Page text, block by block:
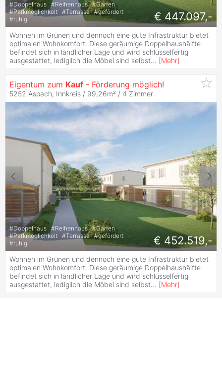
#Doppelhaus #Reihenhaus #Garten
#Parkmöglichkeit #Terrasse #gefördert
#ruhig € 447.097,-
Wohnen im Grünen und dennoch eine gute Infrastruktur bietet
optimalen Wohnkomfort. Diese geräumige Doppelhaushälfte
befindet sich in ländlicher Lage und wird schlüsselfertig
ausgestattet, lediglich die Möbel sind selbst... [Mehr]
Eigentum zum Kauf - Förderung möglich!
5252 Aspach, Innkreis / 99,26m² / 4 Zimmer
#Doppelhaus #Reihenhaus #Garten
#Parkmöglichkeit #Terrasse #gefördert
#ruhig € 452.519,-
Wohnen im Grünen und dennoch eine gute Infrastruktur bietet
optimalen Wohnkomfort. Diese geräumige Doppelhaushälfte
befindet sich in ländlicher Lage und wird schlüsselfertig
ausgestattet, lediglich die Möbel sind selbst... [Mehr]